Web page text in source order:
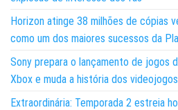
Horizon atinge 38 milhões de cópias
como um dos maiores sucessos da
Sony prepara o lançamento de jogos
Xbox e muda a história dos videojogos
Extraordinária: Temporada 2 estreia